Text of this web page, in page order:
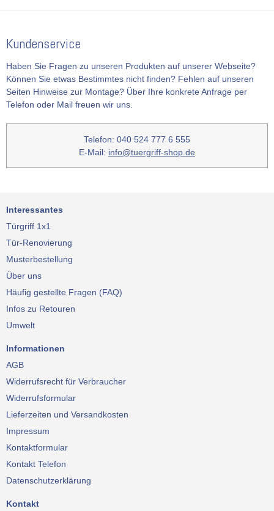
Kundenservice
Haben Sie Fragen zu unseren Produkten auf unserer Webseite?
Können Sie etwas Bestimmtes nicht finden? Fehlen auf unseren
Seiten Hinweise zur Montage? Über Ihre konkrete Anfrage per
Telefon oder Mail freuen wir uns.
Telefon: 040 524 777 6 555
E-Mail: info@tuergriff-shop.de
Interessantes
Türgriff 1x1
Tür-Renovierung
Musterbestellung
Über uns
Häufig gestellte Fragen (FAQ)
Infos zu Retouren
Umwelt
Informationen
AGB
Widerrufsrecht für Verbraucher
Widerrufsformular
Lieferzeiten und Versandkosten
Impressum
Kontaktformular
Kontakt Telefon
Datenschutzerklärung
Kontakt